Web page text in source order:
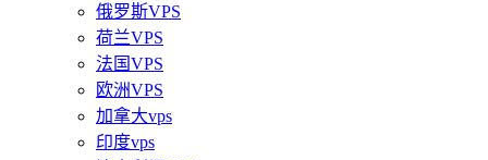
俄罗斯VPS
荷兰VPS
法国VPS
欧洲VPS
加拿大vps
印度vps